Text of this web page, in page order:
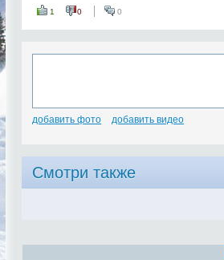
1 0 0
добавить фото добавить видео
Смотри также